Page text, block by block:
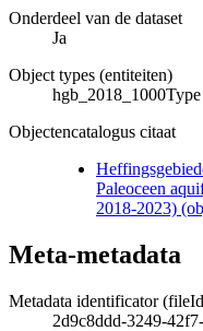
Onderdeel van de dataset
Ja
Object types (entiteiten)
hgb_2018_1000Type
Objectencatalogus citaat
Paleoceen
2018-2023)
Meta-metadata
Metadata identificator
2d9c8ddd-3249-